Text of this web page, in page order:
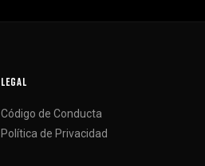
LEGAL
Código de Conducta
Política de Privacidad